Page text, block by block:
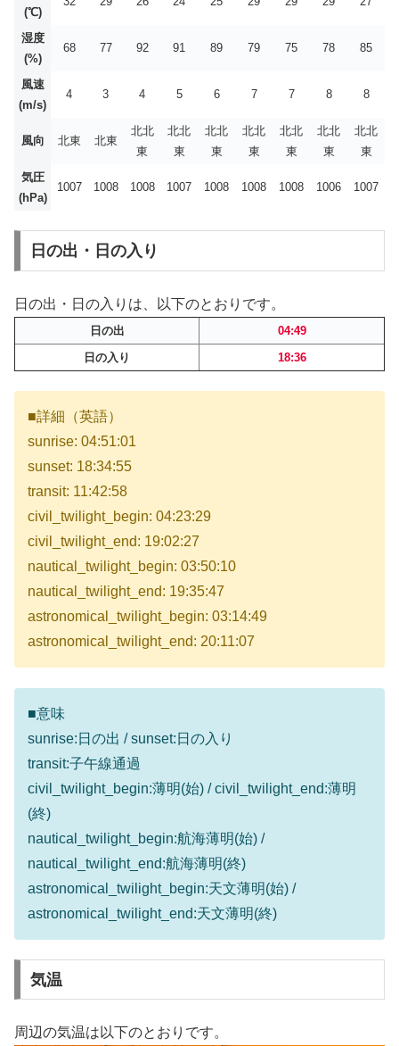
(℃)
湿度
(%)
68 77 92 91 89 79 75 78 85
風速
(m/s)
4 3 4 5 6 7 7 8 8
風向 北東 北東
北北
東
北北
東
北北
東
北北
東
北北
東
北北
東
北北
東
気圧
(hPa)
1007 1008 1008 1007 1008 1008 1008 1006 1007
日の出・日の入り
日の出・日の入りは、以下のとおりです。
日の出
04:49
日の入り
18:36
■詳細（英語）
sunrise: 04:51:01
sunset: 18:34:55
transit: 11:42:58
civil_twilight_begin: 04:23:29
civil_twilight_end: 19:02:27
nautical_twilight_begin: 03:50:10
nautical_twilight_end: 19:35:47
astronomical_twilight_begin: 03:14:49
astronomical_twilight_end: 20:11:07
■意味
sunrise:日の出 / sunset:日の入り
transit:子午線通過
civil_twilight_begin:薄明(始) / civil_twilight_end:薄明
(終)
nautical_twilight_begin:航海薄明(始) /
nautical_twilight_end:航海薄明(終)
astronomical_twilight_begin:天文薄明(始) /
astronomical_twilight_end:天文薄明(終)
気温
周辺の気温は以下のとおりです。